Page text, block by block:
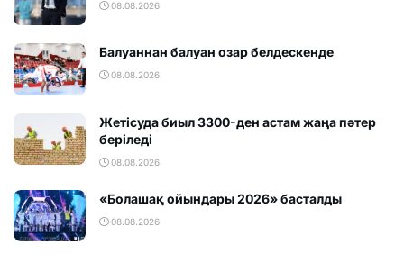
08.08.2026
Балуаннан балуан озар белдескенде
08.08.2026
Жетісуда биыл 3300-ден астам жаңа пәтер
беріледі
08.08.2026
«Болашақ ойындары 2026» басталды
08.08.2026